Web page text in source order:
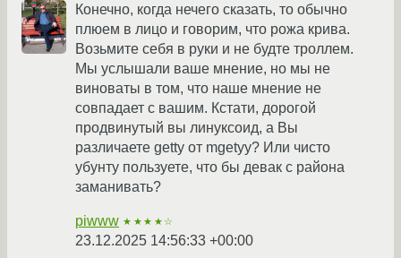
Конечно, когда нечего сказать, то обычно
плюем в лицо и говорим, что рожа крива.
Возьмите себя в руки и не будте троллем.
Мы услышали ваше мнение, но мы не
виноваты в том, что наше мнение не
совпадает с вашим. Кстати, дорогой
продвинутый вы линуксоид, а Вы
различаете getty от mgetyy? Или чисто
убунту пользуете, что бы девак с района
заманивать?
piwww ★★★★☆
23.12.2025 14:56:33 +00:00